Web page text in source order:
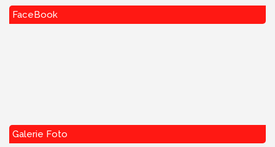
FaceBook
Galerie Foto